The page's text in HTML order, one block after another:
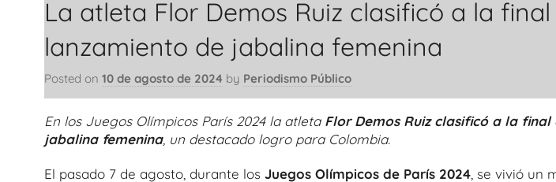
La atleta Flor Demos Ruiz clasificó a la
lanzamiento de jabalina femenina
Posted on 10 de agosto de 2024 by Periodismo Público
En los Juegos Olímpicos París 2024 la atleta Flor Demos Ruiz clasificó a la
jabalina femenina, un destacado logro para Colombia.
El pasado 7 de agosto, durante los Juegos Olímpicos de París 2024, se vivió un